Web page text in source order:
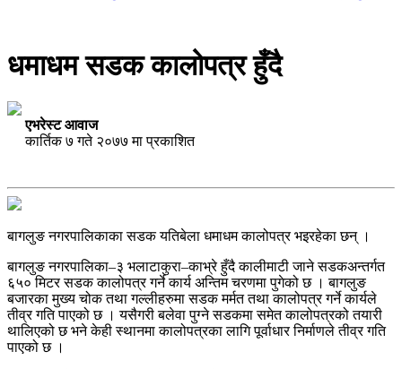
धमाधम सडक कालोपत्र हुँदै
एभरेस्ट आवाज
कार्तिक ७ गते २०७७ मा प्रकाशित
बागलुङ नगरपालिकाका सडक यतिबेला धमाधम कालोपत्र भइरहेका छन् ।
बागलुङ नगरपालिका–३ भलाटाकुरा–काभ्रे हुँदै कालीमाटी जाने सडकअन्तर्गत
६५० मिटर सडक कालोपत्र गर्ने कार्य अन्तिम चरणमा पुगेको छ । बागलुङ
बजारका मुख्य चोक तथा गल्लीहरुमा सडक मर्मत तथा कालोपत्र गर्ने कार्यले
तीव्र गति पाएको छ । यसैगरी बलेवा पुग्ने सडकमा समेत कालोपत्रको तयारी
थालिएको छ भने केही स्थानमा कालोपत्रका लागि पूर्वाधार निर्माणले तीव्र गति
पाएको छ ।